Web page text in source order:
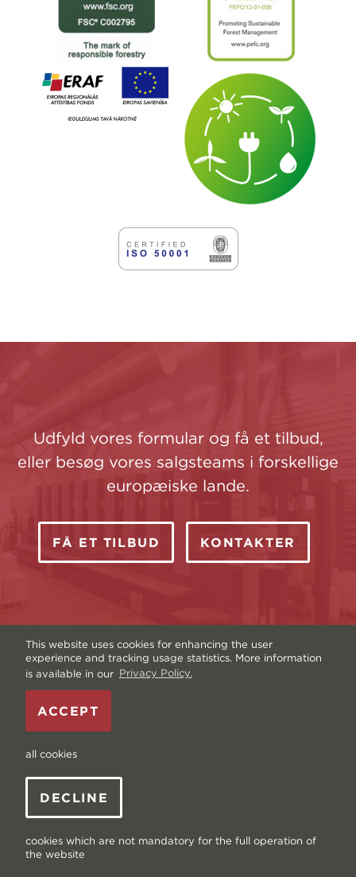
This website uses cookies for enhancing the user
experience and tracking usage statistics. More information
is available in our Privacy Policy.
DECLINE
cookies which are not mandatory for the full operation of
the website
ACCEPT
all cookies
Udfyld vores formular og få et tilbud,
eller besøg vores salgsteams i forskellige
europæiske lande.
FÅ ET TILBUD KONTAKTER
Ophavsret © Livonia Print Ltd. 2026 — Hjemmeside